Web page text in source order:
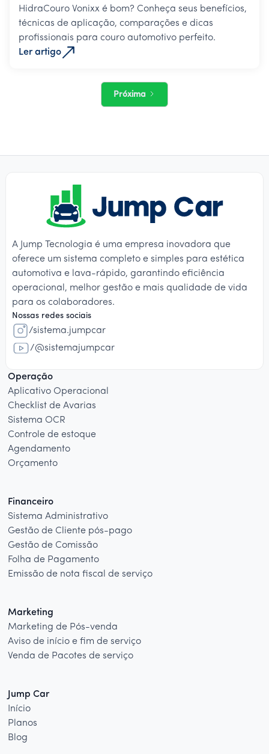
HidraCouro Vonixx é bom? Conheça seus benefícios,
técnicas de aplicação, comparações e dicas
profissionais para couro automotivo perfeito.
Ler artigo
Próxima
A Jump Tecnologia é uma empresa inovadora que
oferece um sistema completo e simples para estética
automotiva e lava-rápido, garantindo eficiência
operacional, melhor gestão e mais qualidade de vida
para os colaboradores.
Nossas redes sociais
/sistema.jumpcar
/@sistemajumpcar
Operação
Aplicativo Operacional
Checklist de Avarias
Sistema OCR
Controle de estoque
Agendamento
Orçamento
Financeiro
Sistema Administrativo
Gestão de Cliente pós-pago
Gestão de Comissão
Folha de Pagamento
Emissão de nota fiscal de serviço
Marketing
Marketing de Pós-venda
Aviso de início e fim de serviço
Venda de Pacotes de serviço
Jump Car
Início
Planos
Blog